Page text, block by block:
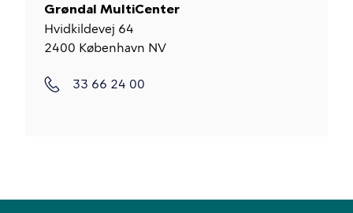
Grøndal MultiCenter
Hvidkildevej 64
2400 København NV
33 66 24 00